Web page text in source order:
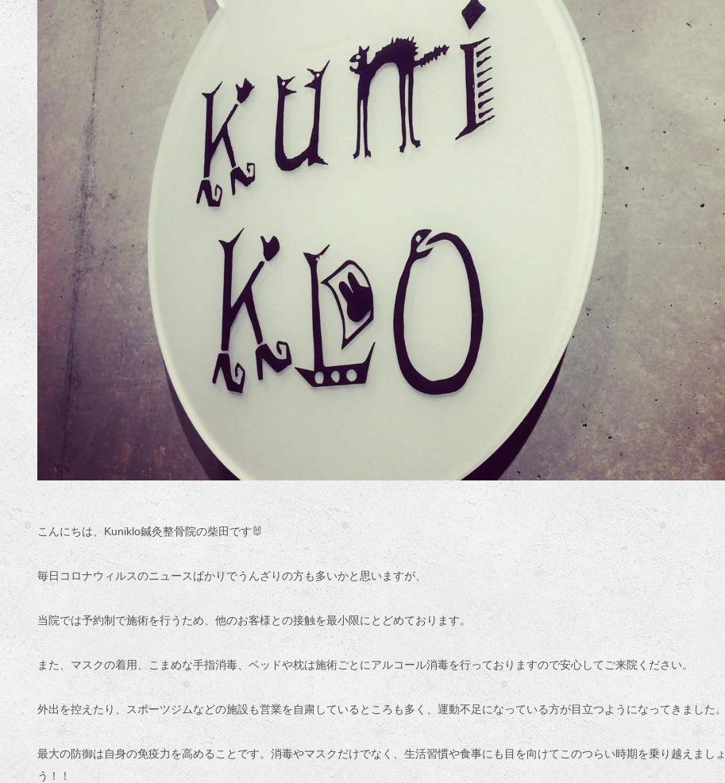
こんにちは、Kuniklo鍼灸整骨院の柴田です🐰
毎日コロナウィルスのニュースばかりでうんざりの方も多いかと思いますが、
当院では予約制で施術を行うため、他のお客様との接触を最小限にとどめております。
また、マスクの着用、こまめな手指消毒、ベッドや枕は施術ごとにアルコール消毒を行っておりますので安心してご来院ください。
外出を控えたり、スポーツジムなどの施設も営業を自粛しているところも多く、運動不足になっている方が目立つようになってきました。
最大の防御は自身の免疫力を高めることです。消毒やマスクだけでなく、生活習慣や食事にも目を向けてこのつらい時期を乗り越えましょ
う！！